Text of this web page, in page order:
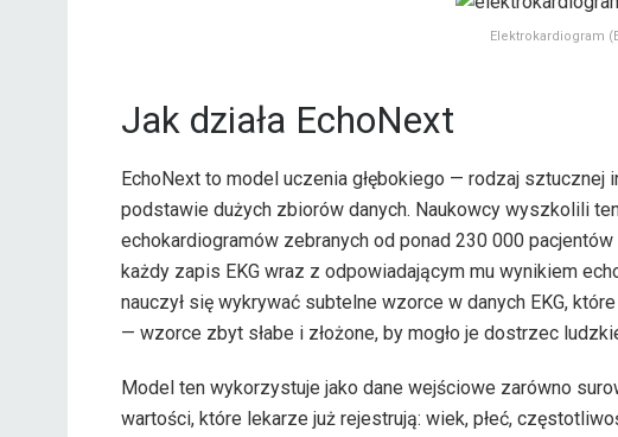
Elektrokardiogram
Jak działa EchoNext
EchoNext to model uczenia głębokiego — rodzaj
podstawie dużych zbiorów danych. Naukowcy wyszkolili
echokardiogramów zebranych od ponad 230 000
każdy zapis EKG wraz z odpowiadającym mu wynikiem
nauczył się wykrywać subtelne wzorce w danych EKG,
— wzorce zbyt słabe i złożone, by mogło je dostrzec
Model ten wykorzystuje jako dane wejściowe zarówno
wartości, które lekarze już rejestrują: wiek, płeć,